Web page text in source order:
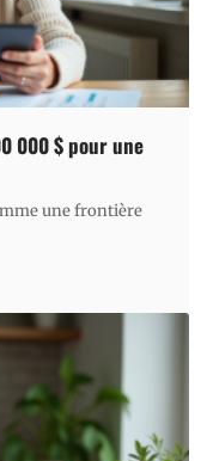
000 $ pour une
une frontière